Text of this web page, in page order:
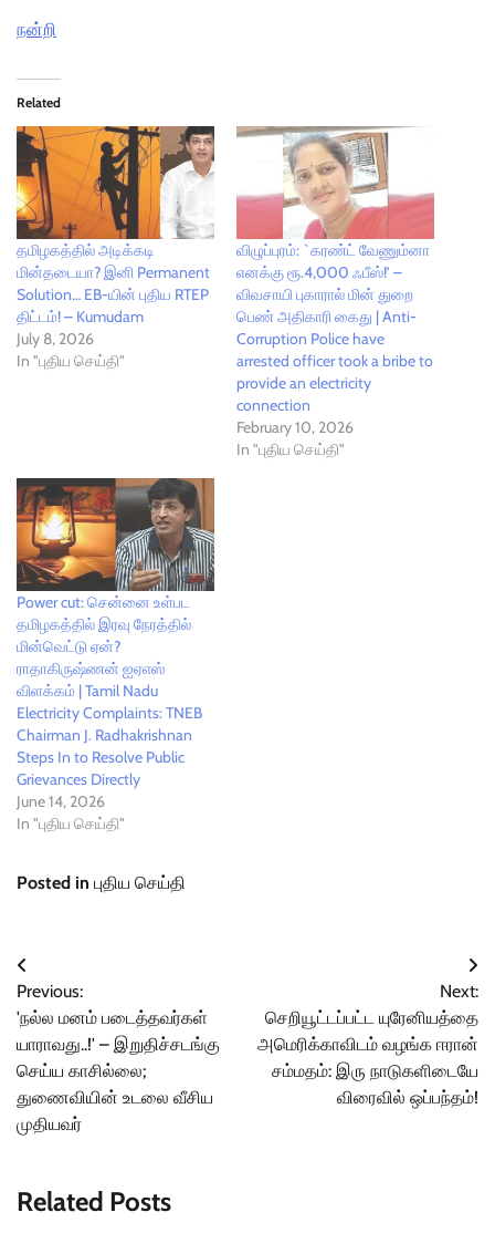
நன்றி
Related
தமிழகத்தில் அடிக்கடி
மின்தடையா? இனி Permanent
Solution… EB-யின் புதிய RTEP
திட்டம்! – Kumudam
July 8, 2026
In "புதிய செய்தி"
விழுப்புரம்: `கரண்ட் வேணும்னா
எனக்கு ரூ.4,000 ஃபீஸ்!’ –
விவசாயி புகாரால் மின் துறை
பெண் அதிகாரி கைது | Anti-
Corruption Police have
arrested officer took a bribe to
provide an electricity
connection
February 10, 2026
In "புதிய செய்தி"
Power cut: சென்னை உள்பட
தமிழகத்தில் இரவு நேரத்தில்
மின்வெட்டு ஏன்?
ராதாகிருஷ்ணன் ஐஏஎஸ்
விளக்கம் | Tamil Nadu
Electricity Complaints: TNEB
Chairman J. Radhakrishnan
Steps In to Resolve Public
Grievances Directly
June 14, 2026
In "புதிய செய்தி"
Posted in புதிய செய்தி
Post
navigation
Previous:
'நல்ல மனம் படைத்தவர்கள்
யாராவது..!' – இறுதிச்சடங்கு
செய்ய காசில்லை;
துணைவியின் உடலை வீசிய
முதியவர்
Next:
செறியூட்டப்பட்ட யுரேனியத்தை
அமெரிக்காவிடம் வழங்க ஈரான்
சம்மதம்: இரு நாடுகளிடையே
விரைவில் ஒப்பந்தம்!
Related Posts